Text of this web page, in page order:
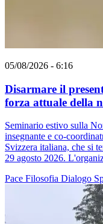
05/08/2026 - 6:16
Disarmare il
forza attuale della
Seminario estivo sulla
insegnante e co-
Svizzera italiana, che si
29 agosto 2026.
Pace Filosofia Dialogo